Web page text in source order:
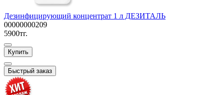
Дезинфицирующий концентрат 1 л ДЕЗИТАЛЬ
00000000209
5900тг.
Купить
Быстрый заказ